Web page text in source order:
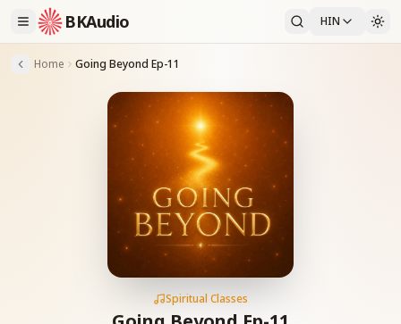
BKAudio HIN
Home Going Beyond Ep-11
Spiritual Classes